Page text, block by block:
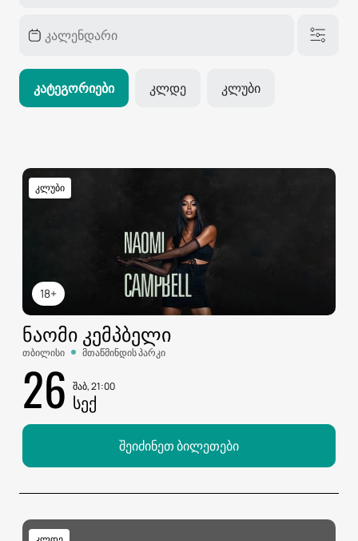
Კატეგორიები Კლდე Კლუბი
18+
კლუბი
ᲜᲐᲝᲛᲘ ᲙᲔᲛᲞᲑᲔᲚᲘ
თბილისი მთაწმინდის პარკი
26 შაბ, 21:00
ᲡᲔᲥ
შეიძინეთ ბილეთები